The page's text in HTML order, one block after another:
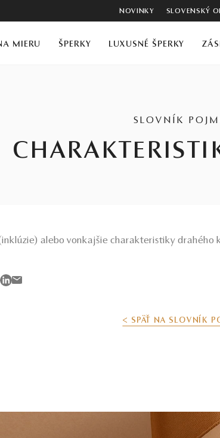
NOVINKY SLOVENSKÝ
MIERU ŠPERKY LUXUSNÉ ŠPERKY
SLOVNÍK
alebo vonkajšie charakteristiky
< SPÄŤ NA SLOVNÍK